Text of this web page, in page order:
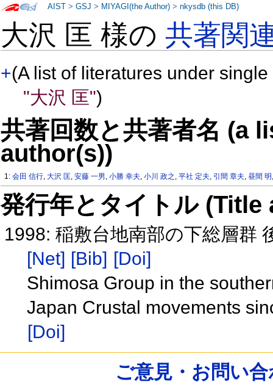
大沢 匡 様の共著関
+(A list of literatures under
"大沢 匡")
共著回数と共著者名 (a
author(s))
1:会田 信行,大沢 匡,安藤 一男,小勝 幸夫,小川 政之 ,平社 定夫, 引間 章夫,昼間 明
発行年とタイトル
1998: 稲敷台地南部の下総層群
[Net] [Bib] [Doi]
Shimosa Group in the
Japan Crustal movements
[Doi]
AIST >GSJ > MIYAGI(the Author) >nkysdb (this DB)
ご意見・お問い